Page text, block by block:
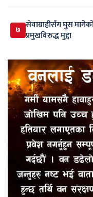
७ सेवाग्राहीसँग घुस
प्रमुखविरुद्ध मुद्दा